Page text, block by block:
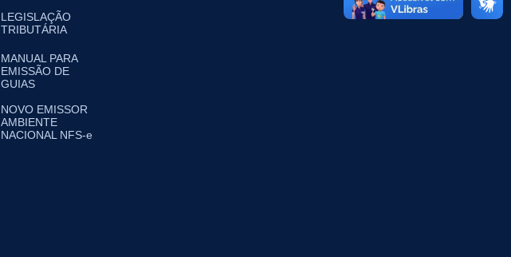
LEGISLAÇÃO
TRIBUTÁRIA
MANUAL PARA
EMISSÃO DE
GUIAS
NOVO EMISSOR
AMBIENTE
NACIONAL NFS-e